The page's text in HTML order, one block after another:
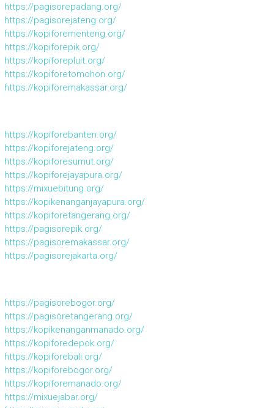
https://pagisorepadang.org/
https://pagisorejateng.org/
https://kopiforementeng.org/
https://kopiforepik.org/
https://kopiforepluit.org/
https://kopiforetomohon.org/
https://kopiforemakassar.org/
https://kopiforebanten.org/
https://kopiforejateng.org/
https://kopiforesumut.org/
https://kopiforejayapura.org/
https://mixuebitung.org/
https://kopikenanganjayapura.org/
https://kopiforetangerang.org/
https://pagisorepik.org/
https://pagisoremakassar.org/
https://pagisorejakarta.org/
https://pagisorebogor.org/
https://pagisoretangerang.org/
https://kopikenanganmanado.org/
https://kopiforedepok.org/
https://kopiforebali.org/
https://kopiforebogor.org/
https://kopiforemanado.org/
https://mixuejabar.org/